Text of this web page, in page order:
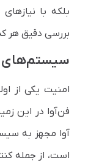
بلکه با
بررسی دقیق هر
سیستم‌های
امنیت یکی از
فن‌آوا در این
آوا مجهز به
است، از جمله